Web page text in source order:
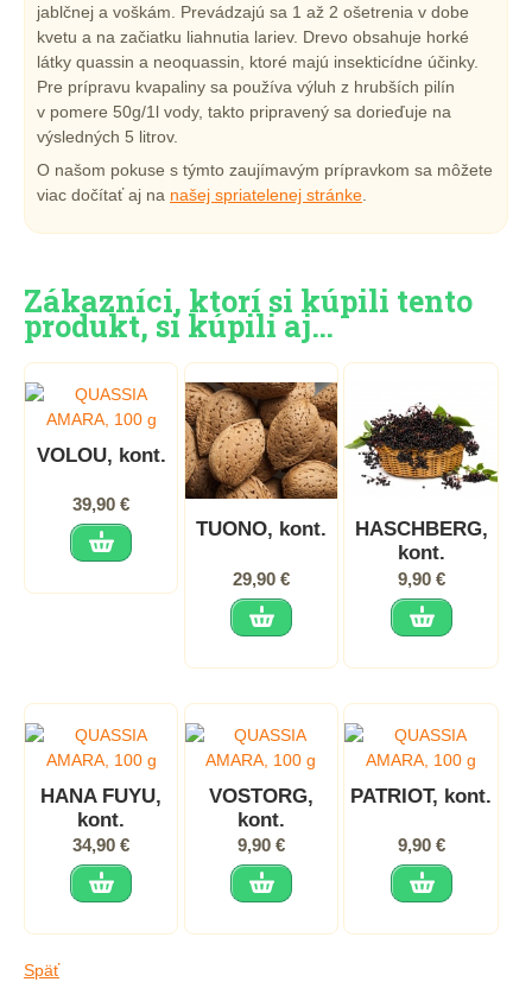
jablčnej a voškám. Prevádzajú sa 1 až 2 ošetrenia v dobe
kvetu a na začiatku liahnutia lariev. Drevo obsahuje horké
látky quassin a neoquassin, ktoré majú insekticídne účinky.
Pre prípravu kvapaliny sa používa výluh z hrubších pilín
v pomere 50g/1l vody, takto pripravený sa dorieďuje na
výsledných 5 litrov.
O našom pokuse s týmto zaujímavým prípravkom sa môžete
viac dočítať aj na našej spriatelenej stránke
Zákazníci, ktorí si kúpili tento
produkt, si kúpili aj…
VOLOU, kont.
39,90 €
TUONO, kont.
29,90 €
HASCHBERG,
kont.
9,90 €
HANA FUYU,
kont.
34,90 €
VOSTORG,
kont.
9,90 €
PATRIOT, kont.
9,90 €
Späť